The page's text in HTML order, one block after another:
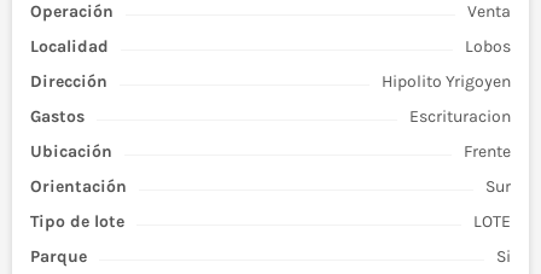
Operación
Venta
Localidad
Lobos
Dirección
Hipolito Yrigoyen
Gastos
Escrituracion
Ubicación
Frente
Orientación
Sur
Tipo de lote
LOTE
Parque
Si